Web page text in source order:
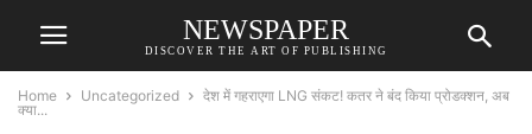
NEWSPAPER
DISCOVER THE ART OF PUBLISHING
Home Uncategorized
देश में गहराएगा LNG संकट! कतर ने बंद किया प्रोडक्शन, अब
क्या...